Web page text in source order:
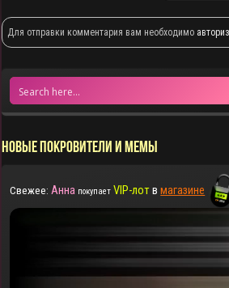
Для отправки комментария вам необходимо
НОВЫЕ ПОКРОВИТЕЛИ И МЕМЫ
Свежее: Анна покупает VIP-лотвмагазине